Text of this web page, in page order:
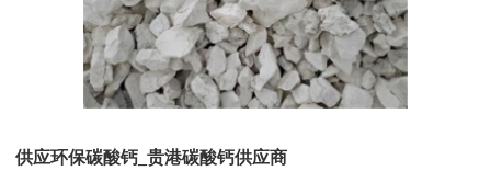
供应环保碳酸钙_贵港碳酸钙供应商